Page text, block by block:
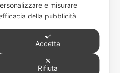
e misurare
della pubblicità.
Accetta
Rifiuta